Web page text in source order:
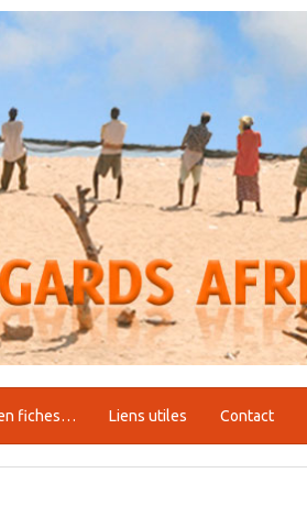
fiches… Liens utiles Contact